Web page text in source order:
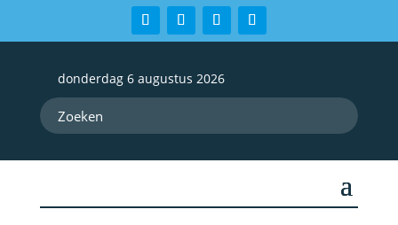
donderdag 6 augustus 2026